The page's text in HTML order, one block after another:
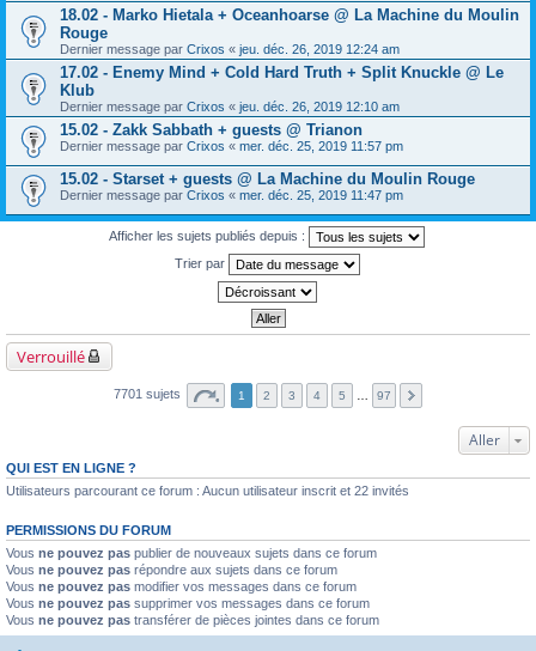
18.02 - Marko Hietala + Oceanhoarse @ La Machine du Moulin
Rouge
Dernier message par Crixos « jeu. déc. 26, 2019 12:24 am
17.02 - Enemy Mind + Cold Hard Truth + Split Knuckle @ Le
Klub
Dernier message par Crixos « jeu. déc. 26, 2019 12:10 am
15.02 - Zakk Sabbath + guests @ Trianon
Dernier message par Crixos « mer. déc. 25, 2019 11:57 pm
15.02 - Starset + guests @ La Machine du Moulin Rouge
Dernier message par Crixos « mer. déc. 25, 2019 11:47 pm
Afficher les sujets publiés depuis :
Trier par
Verrouillé
7701 sujets 1 2 3 4 5 97
Aller
QUI EST EN LIGNE ?
Utilisateurs parcourant ce forum : Aucun utilisateur inscrit et 22 invités
PERMISSIONS DU FORUM
Vous ne pouvez pas publier de nouveaux sujets dans ce forum
Vous ne pouvez pas répondre aux sujets dans ce forum
Vous ne pouvez pas modifier vos messages dans ce forum
Vous ne pouvez pas supprimer vos messages dans ce forum
Vous ne pouvez pas transférer de pièces jointes dans ce forum